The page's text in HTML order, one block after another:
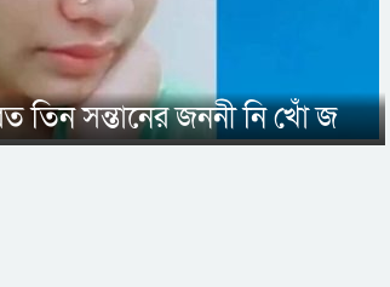
তিন সন্তানের জননী নি খোঁ জ